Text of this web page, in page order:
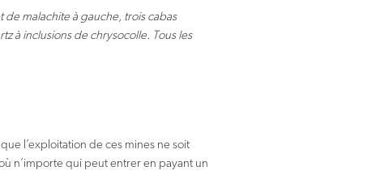
de malachite à gauche, trois cabas
à inclusions de chrysocolle. Tous les
l’exploitation de ces mines ne soit
n’importe qui peut entrer en payant un